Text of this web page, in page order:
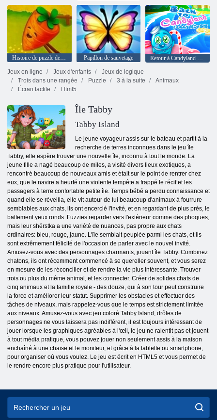
Papillon de sauvetage
Retour à Candyland Sweet River
Jeux en ligne
Jeux d'enfants
Jeux de logique
Trois dans une rangée
Puzzle 3 à la suite
Animaux
Écran tactile
Html5
Île Tabby
Tabby Island
Le jeune voyageur assis sur le bateau et partit à la
recherche de terres inconnues dans le jeu île
Tabby, elle espère trouver une nouvelle île, inconnu à tout le monde. La
jeune fille a nagé beaucoup de miles, a visité divers lieux exotiques, a
rencontré beaucoup de nouveaux amis et était sur ​​le point de rentrer chez
eux, que le navire a heurté une violente tempête a frappé le récif et les
passagers à terre confortable petite île. Temps bébé a perdu connaissance et
quand elle se réveilla, elle vit autour de lui beaucoup d'animaux à fourrure
semblables aux chats, ils ont encerclé l'invité, et en regardant de plus près, le
battement yeux ronds. Fuzzies regarder vers l'extérieur comme des phoques,
mais leur shёrstka a une variété de nuances, pas propre aux chats
ordinaires: bleu, rouge, jaune. L'île semblait peuplée parmi les chats, et ils
sont extrêmement félicité de l'occasion de parler avec le nouvel invité.
Amusez-vous avec des personnages charmants, jouant île Tabby. Combinez
chatons, ils ont récemment commencé à se quereller souvent, et vous serez
en mesure de les réconcilier et de rendre la vie plus intéressante. Trouver
trois ou plus du même animal, et les connecter. Créer de solides chats de
cinq animaux et la famille royale - des douze, qui à son tour peut construire
la force et améliorer leur statut. Supprimer les obstacles et effectuer des
tâches de niveaux, mais rappelez-vous que le temps est strictement limitée
aux niveaux. Amusez-vous avec jeu coloré Tabby Island, drôles de
personnages ne vous laissera pas indifférent, il est toujours intéressant de
jouer lorsque les graphiques agréables à l'œil, le jeu ne ralentit pas et jouent
à tout média pratique, vous pouvez jouer non seulement assis à la maison
enchaîné à une chaise et le moniteur, et grâce à la tablette ou smartphone,
pour organiser où vous voulez. Le jeu est écrit en HTML5 et vous permet de
le rendre encore plus pratique pour l'utilisateur.